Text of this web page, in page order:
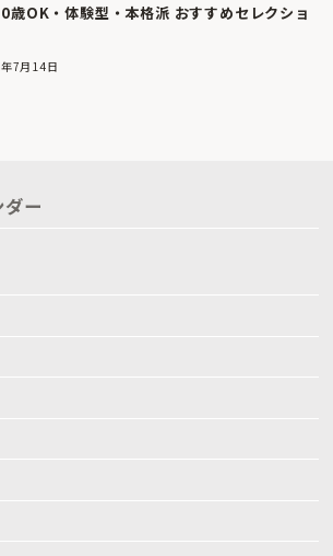
0歳OK・体験型・本格派 おすすめセレクショ
7月14日
ー